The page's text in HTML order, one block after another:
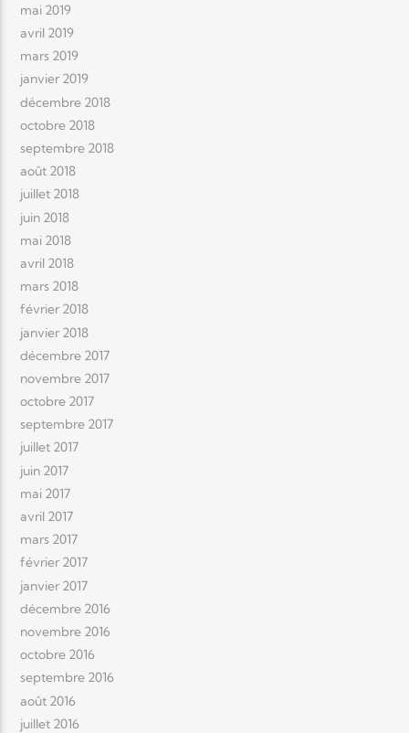
mai 2019
avril 2019
mars 2019
janvier 2019
décembre 2018
octobre 2018
septembre 2018
août 2018
juillet 2018
juin 2018
mai 2018
avril 2018
mars 2018
février 2018
janvier 2018
décembre 2017
novembre 2017
octobre 2017
septembre 2017
juillet 2017
juin 2017
mai 2017
avril 2017
mars 2017
février 2017
janvier 2017
décembre 2016
novembre 2016
octobre 2016
septembre 2016
août 2016
juillet 2016